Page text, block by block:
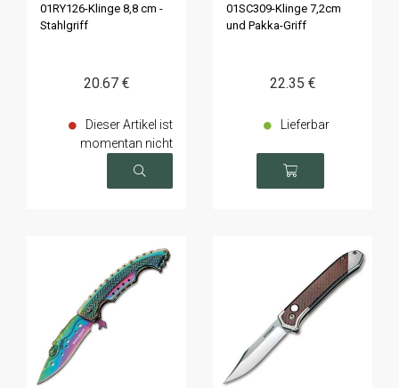
01RY126-Klinge 8,8 cm -
Stahlgriff
20.67 €
Dieser Artikel ist
momentan nicht
verfügbar
01SC309-Klinge 7,2cm
und Pakka-Griff
22.35 €
Lieferbar